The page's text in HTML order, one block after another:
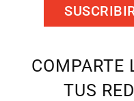
COMPARTE
TUS